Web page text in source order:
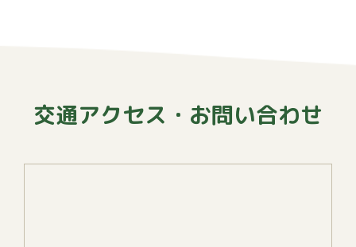
交通アクセス・お問い合わせ